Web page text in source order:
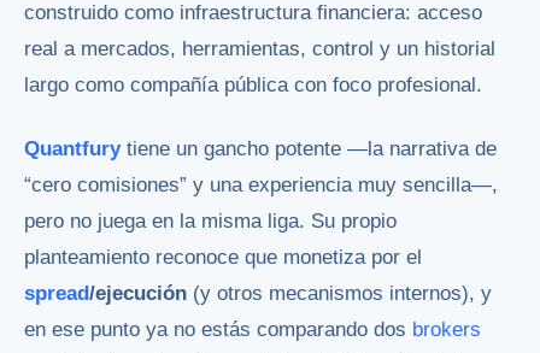
construido como infraestructura financiera: acceso
real a mercados, herramientas, control y un historial
largo como compañía pública con foco profesional.
Quantfurytiene un gancho potente —la narrativa de
“cero comisiones” y una experiencia muy sencilla—,
pero no juega en la misma liga. Su propio
planteamiento reconoce que monetiza por el
spread/ejecución (y otros mecanismos internos), y
en ese punto ya no estás comparando dos brokers